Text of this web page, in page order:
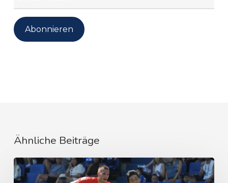
Mail-
Adresse
Abonnieren
Ähnliche Beiträge